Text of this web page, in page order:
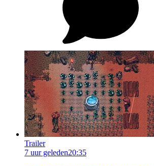
Trailer
7 uur geleden20:35